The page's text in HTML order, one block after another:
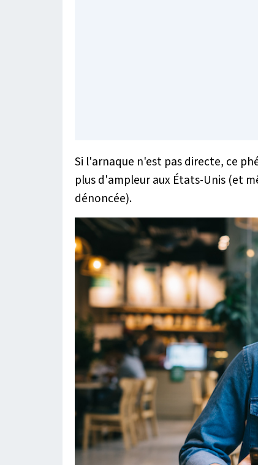
Si l'arnaque n'est pas directe, ce
plus d'ampleur aux États-Unis (et
dénoncée).